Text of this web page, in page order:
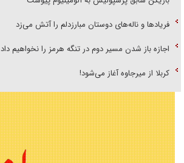
فریاد‌ها و ناله‌های دوستان مبارزدلم را آتش می‌زد
اجازه باز شدن مسیر دوم در تنگه هرمز را نخواهیم داد
کربلا از میرجاوه آغاز می‌شود!